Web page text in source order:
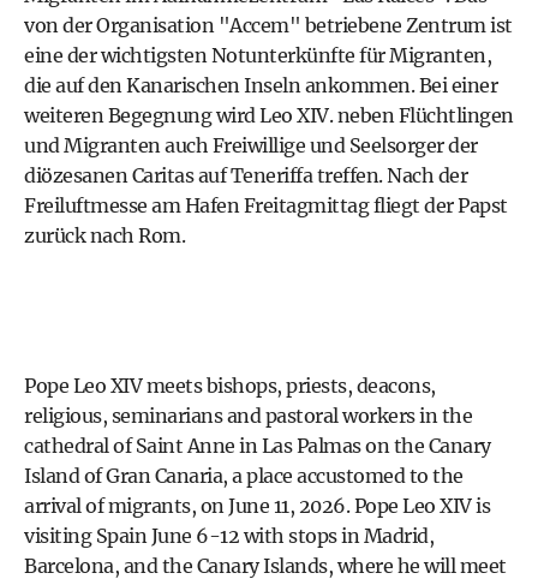
von der Organisation "Accem" betriebene Zentrum ist
eine der wichtigsten Notunterkünfte für Migranten,
die auf den Kanarischen Inseln ankommen. Bei einer
weiteren Begegnung wird Leo XIV. neben Flüchtlingen
und Migranten auch Freiwillige und Seelsorger der
diözesanen Caritas auf Teneriffa treffen. Nach der
Freiluftmesse am Hafen Freitagmittag fliegt der Papst
zurück nach Rom.
Pope Leo XIV meets bishops, priests, deacons,
religious, seminarians and pastoral workers in the
cathedral of Saint Anne in Las Palmas on the Canary
Island of Gran Canaria, a place accustomed to the
arrival of migrants, on June 11, 2026. Pope Leo XIV is
visiting Spain June 6-12 with stops in Madrid,
Barcelona, and the Canary Islands, where he will meet